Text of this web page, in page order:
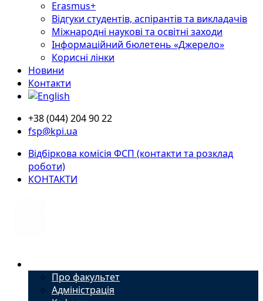
Erasmus+
Відгуки студентів, аспірантів та викладачів
Міжнародні наукові та освітні заходи
Інформаційний бюлетень «Джерело»
Корисні лінки
Новини
Контакти
+38 (044) 204 90 22
fsp@kpi.ua
Відбіркова комісія ФСП (контакти та розклад
роботи)
КОНТАКТИ
Про факультет
Адміністрація